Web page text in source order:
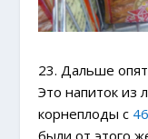
23. Дальше
Это напиток из
корнеплоды с
были от этого